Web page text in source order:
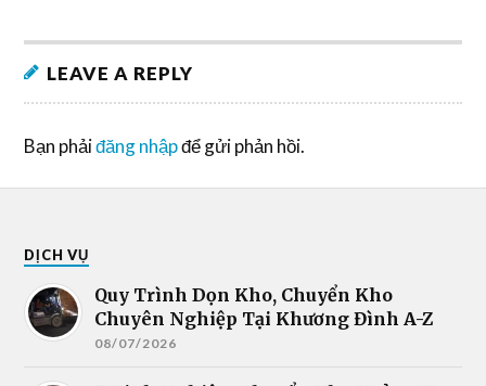
LEAVE A REPLY
Bạn phảiđăng nhậpđể gửi phản hồi.
DỊCH VỤ
Quy Trình Dọn Kho, Chuyển Kho
Chuyên Nghiệp Tại Khương Đình A-Z
08/07/2026